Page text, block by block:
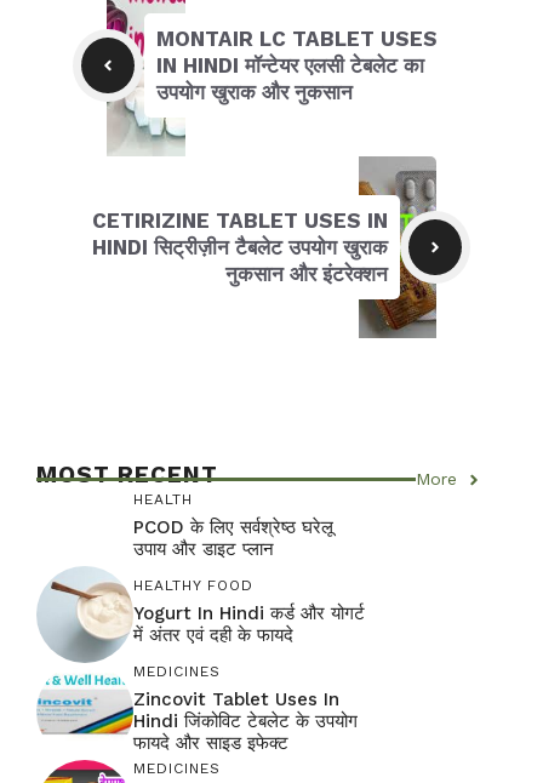
MONTAIR LC TABLET USES
IN HINDI मॉन्टेयर एलसी टेबलेट का
उपयोग खुराक और नुकसान
CETIRIZINE TABLET USES IN
HINDI सिट्रीज़ीन टैबलेट उपयोग खुराक
नुकसान और इंटरेक्शन
MOST RECENT More
HEALTH
PCOD के लिए सर्वश्रेष्ठ घरेलू
उपाय और डाइट प्लान
HEALTHY FOOD
Yogurt In Hindi कर्ड और योगर्ट
में अंतर एवं दही के फायदे
MEDICINES
Zincovit Tablet Uses In
Hindi जिंकोविट टेबलेट के उपयोग
फायदे और साइड इफेक्ट
MEDICINES